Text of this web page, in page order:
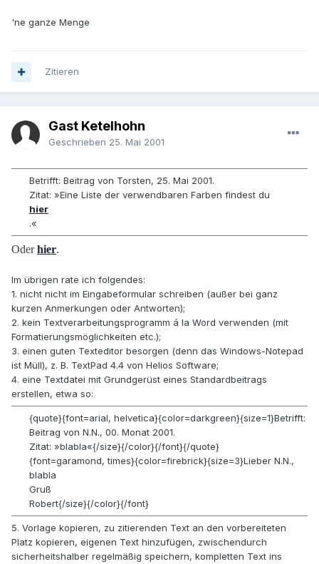
'ne ganze Menge
Zitieren
Gast Ketelhohn
Geschrieben 25. Mai 2001
Betrifft: Beitrag von Torsten, 25. Mai 2001.
Zitat: »Eine Liste der verwendbaren Farben findest du
hier
.«
Oderhier.
Im übrigen rate ich folgendes:
1. nicht nicht im Eingabeformular schreiben (außer bei ganz
kurzen Anmerkungen oder Antworten);
2. kein Textverarbeitungsprogramm á la Word verwenden (mit
Formatierungsmöglichkeiten etc.);
3. einen guten Texteditor besorgen (denn das Windows-Notepad
ist Müll), z. B. TextPad 4.4 von Helios Software;
4. eine Textdatei mit Grundgerüst eines Standardbeitrags
erstellen, etwa so:
{quote}{font=arial, helvetica}{color=darkgreen}{size=1}Betrifft:
Beitrag von N.N., 00. Monat 2001.
Zitat: »blabla«{/size}{/color}{/font}{/quote}
{font=garamond, times}{color=firebrick}{size=3}Lieber N.N.,
blabla
Gruß
Robert{/size}{/color}{/font}
5. Vorlage kopieren, zu zitierenden Text an den vorbereiteten
Platz kopieren, eigenen Text hinzufügen, zwischendurch
sicherheitshalber regelmäßig speichern, kompletten Text ins